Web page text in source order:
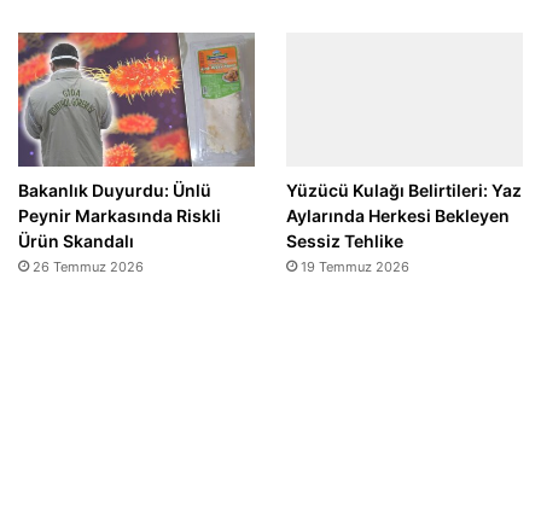
Bakanlık Duyurdu: Ünlü
Peynir Markasında Riskli
Ürün Skandalı
26 Temmuz 2026
Yüzücü Kulağı Belirtileri: Yaz
Aylarında Herkesi Bekleyen
Sessiz Tehlike
19 Temmuz 2026